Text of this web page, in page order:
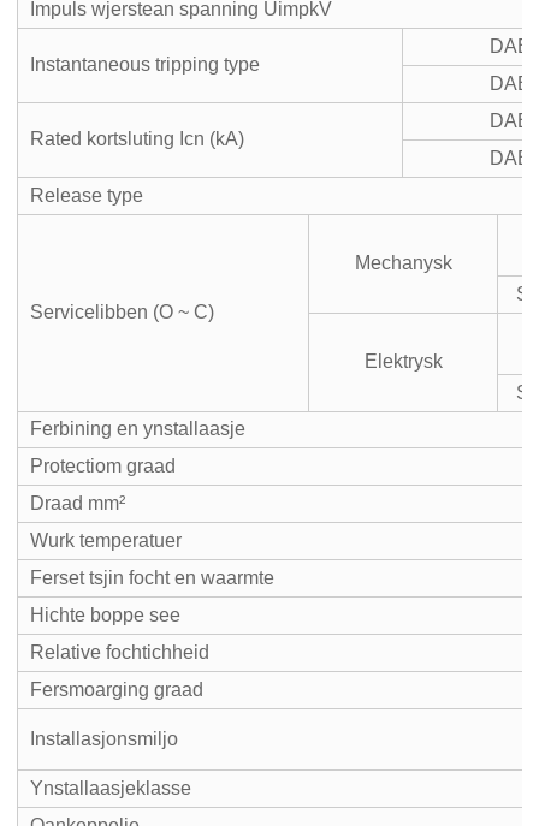
Impuls wjerstean spanning UimpkV
Instantaneous tripping type
Rated kortsluting Icn (kA)
Release type
Servicelibben (O ~ C)
Mechanysk
Elektrysk
Ferbining en ynstallaasje
Protectiom graad
Draad mm²
Wurk temperatuer
Ferset tsjin focht en waarmte
Hichte boppe see
Relative fochtichheid
Fersmoarging graad
Installasjonsmiljo
Ynstallaasjeklasse